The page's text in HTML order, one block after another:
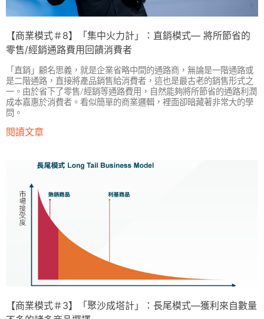
【商業模式＃8】「集中火力計」：直銷模式— 將所節省的
零售/經銷通路費用回饋消費者
「直銷」顧名思義，就是企業省略中間的通路商，無論是一階通路或
是二階通路，直接將產品銷售給消費者，這也是最古老的銷售形式之
一。由於省下了零售/經銷等通路費用，自然能夠將所節省的通路利潤
成本嘉惠於消費者。看似簡單的商業邏輯，裡面卻暗藏著非常大的學
問。
閱讀文章
【商業模式＃3】「聚沙成塔計」：長尾模式—獲利來自數量